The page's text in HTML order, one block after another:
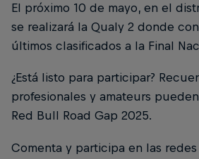
El próximo 10 de mayo, en el
se realizará la Qualy 2 donde
últimos clasificados a la Final
¿Está listo para participar?
profesionales y amateurs
Red Bull Road Gap 2025.
Comenta y participa en las